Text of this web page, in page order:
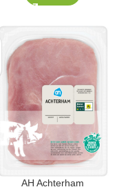
AH Achterham